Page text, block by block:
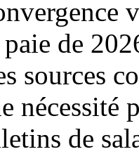
de
sources
nécessité
de